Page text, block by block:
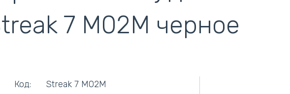
7 M02M черное
Код:
Streak 7 M02Mсамовывоз из новой почты
безналичный расчёт